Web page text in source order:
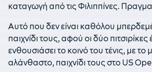
καταγωγή από τις Φιλιππίνες.
Αυτό που δεν είναι καθόλου
παιχνίδι τους, αφού οι δύο πιτσιρίκες
ενθουσιάσει το κοινό του τένις, με το
αλάνθαστο, παιχνίδι τους στο US